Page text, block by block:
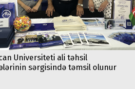
Universiteti ali təhsil
sərgisində təmsil olunur